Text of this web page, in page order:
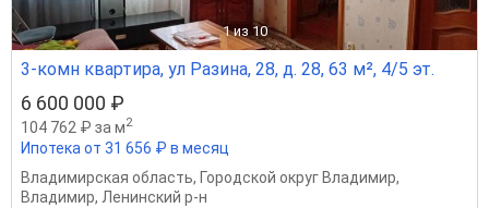
1 из 10
3-комн квартира, ул Разина, 28, д. 28, 63 м², 4/5 эт.
6 600 000 ₽
104 762 ₽ за м2
Ипотека от 31 656 ₽ в месяц
Владимирская область, Городской округ Владимир,
Владимир, Ленинский р-н